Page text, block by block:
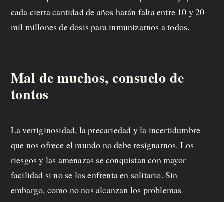
cada cierta cantidad de años harán falta entre 10 y 20
mil millones de dosis para inmunizarnos a todos.
Mal de muchos, consuelo de
tontos
La vertiginosidad, la precariedad y la incertidumbre
que nos ofrece el mundo no debe resignarnos. Los
riesgos y las amenazas se conquistan con mayor
facilidad si no se los enfrenta en solitario. Sin
embargo, como no nos alcanzan los problemas